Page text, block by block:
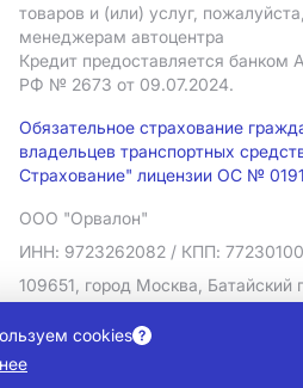
товаров и (или) услуг,
менеджерам автоцентра
Кредит предоставляется банком
РФ № 2673 от 09.07.2024.
Обязательное страхование
владельцев транспортных
Страхование" лицензии ОС №
ООО "Орвалон"
ИНН: 9723262082 / КПП:
109651, город Москва,
Политика в отношении обработки
Согласие на рекламную рассылку
Правовая информация
cookies